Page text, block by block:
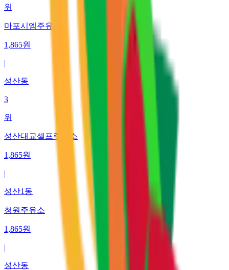
위
마포시엠주유소
1,865원
|
성산동
3
위
성산대교셀프주유소
1,865원
|
성산1동
청원주유소
1,865원
|
성산동